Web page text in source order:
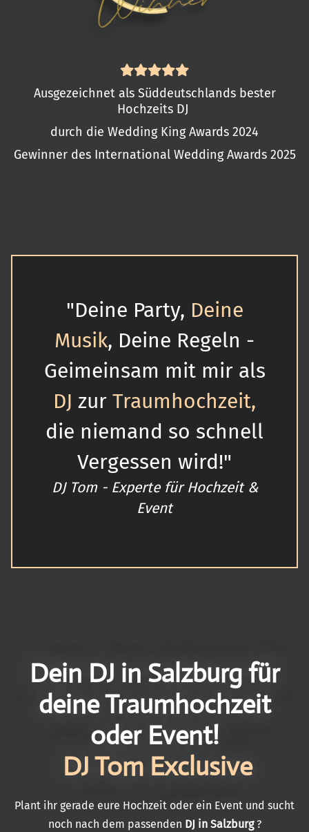
Ausgezeichnet als Süddeutschlands bester
Hochzeits DJ
durch die Wedding King Awards 2024
Gewinner des International Wedding Awards 2025
"Deine Party, Deine
Musik, Deine Regeln -
Geimeinsam mit mir als
DJ zur Traumhochzeit,
die niemand so schnell
Vergessen wird!"
DJ Tom - Experte für Hochzeit &
Event
Dein DJ in Salzburg für
deine Traumhochzeit
oder Event!
DJ Tom Exclusive
Plant ihr gerade eure Hochzeit oder ein Event und sucht
noch nach dem passenden DJ in Salzburg?